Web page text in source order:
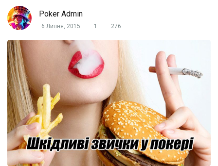
Poker Admin
6 Липня, 2015 1 276